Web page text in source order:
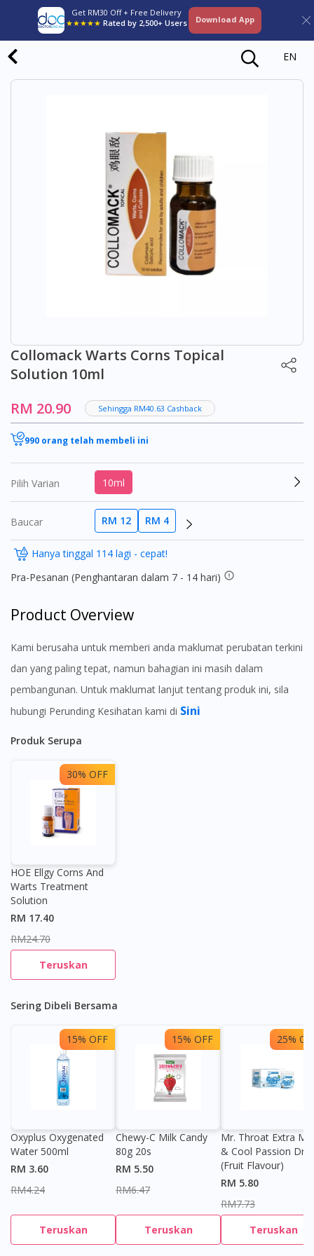
Get RM30 Off + Free Delivery
★★★★★ Rated by 2,500+ Users Download App
EN
Collomack Warts Corns Topical
Solution 10ml
RM 20.90
Sehingga RM40.63 Cashback
990 orang telah membeli ini
Pilih Varian 10ml
Baucar RM 12 RM 4
Hanya tinggal 114 lagi - cepat!
Pra-Pesanan (Penghantaran dalam 7 - 14 hari)
Product Overview
Kami berusaha untuk memberi anda maklumat perubatan terkini
dan yang paling tepat, namun bahagian ini masih dalam
pembangunan. Untuk maklumat lanjut tentang produk ini, sila
hubungi Perunding Kesihatan kami di Sini
Produk Serupa
30% OFF
HOE Ellgy Corns And
Warts Treatment
Solution
RM 17.40
RM24.70
Teruskan
Sering Dibeli Bersama
15% OFF
Oxyplus Oxygenated
Water 500ml
RM 3.60
RM4.24
Teruskan
15% OFF
Chewy-C Milk Candy
80g 20s
RM 5.50
RM6.47
Teruskan
25%
Mr. Throat Extra
& Cool Passion
(Fruit Flavour)
RM 5.80
RM7.73
Teruskan